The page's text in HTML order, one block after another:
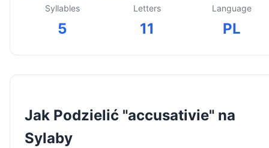
Syllables
5
Letters
11
Language
PL
Jak Podzielić "accusativie" na
Sylaby